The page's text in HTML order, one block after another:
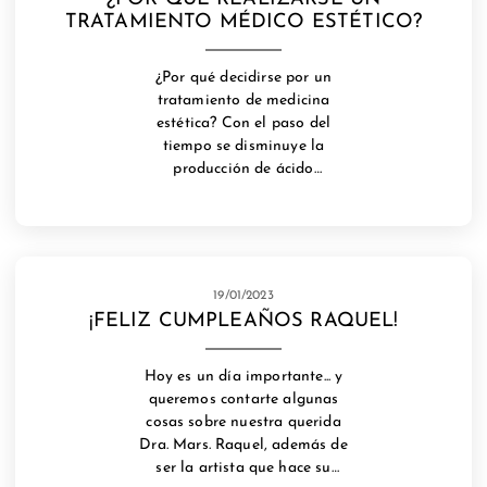
#ácidohialurónicomaspalomas
#aumentodelabios
#correccióndeasimetrías
#medicinaestéticamaspalomas
#tratamientosestéticosgrancanaria
#maspalomas #sanfernando
#marcaciónmandibular
#clinicaesteticamaspalomas
las mejores soluciones
ajustándose a tus necesidades
y preferencias. Si tienes alguna
duda, puedes contactarnos a
través de: 📩
citas@clinicamars.com ☎️ 689
13 18 91 📲 MD
#miomodulacióncanarias
#maspalomas #sanfernando
#marcaciónmandibular
#clinicaesteticamaspalomas
#antesydespues
#bellezamaspalomas
#felizcumpleaños
TRATAMIENTO MÉDICO ESTÉTICO?
¿Por qué decidirse por un
tratamiento de medicina
estética? Con el paso del
tiempo se disminuye la
producción de ácido
estructuras de soporte y la
calidad de la piel. Esto se debe
tanto a factores extrínsecos
como intrínsecos. Los avances
en la medicina estética
permiten ofrecerte
tratamientos adecuados a
cada necesidad para reducir el
19/01/2023
¡FELIZ CUMPLEAÑOS RAQUEL!
Hoy es un día importante... y
queremos contarte algunas
cosas sobre nuestra querida
Dra. Mars. Raquel, además de
ser la artista que hace su